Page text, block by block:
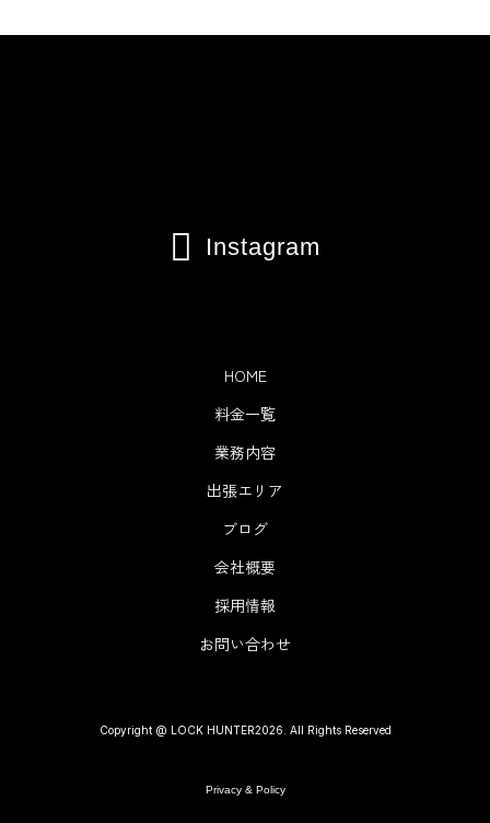
 Instagram
HOME
料金一覧
業務内容
出張エリア
ブログ
会社概要
採用情報
お問い合わせ
Copyright @ LOCK HUNTER2026. All Rights Reserved
Privacy & Policy